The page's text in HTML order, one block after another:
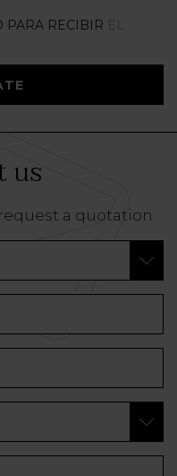
PARA RECIBIR EL
us
a quotation